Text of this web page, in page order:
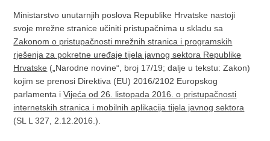
Ministarstvo unutarnjih poslova Republike Hrvatske nastoji
svoje mrežne stranice učiniti pristupačnima u skladu sa
Zakonom o pristupačnosti mrežnih stranica i programskih
rješenja za pokretne uređaje tijela javnog sektora Republike
Hrvatske („Narodne novine“, broj 17/19; dalje u tekstu: Zakon)
kojim se prenosi Direktiva (EU) 2016/2102 Europskog
parlamenta iVijeća od 26. listopada 2016. o pristupačnosti
internetskih stranica i mobilnih aplikacija tijela javnog sektora
(SL L 327, 2.12.2016.).